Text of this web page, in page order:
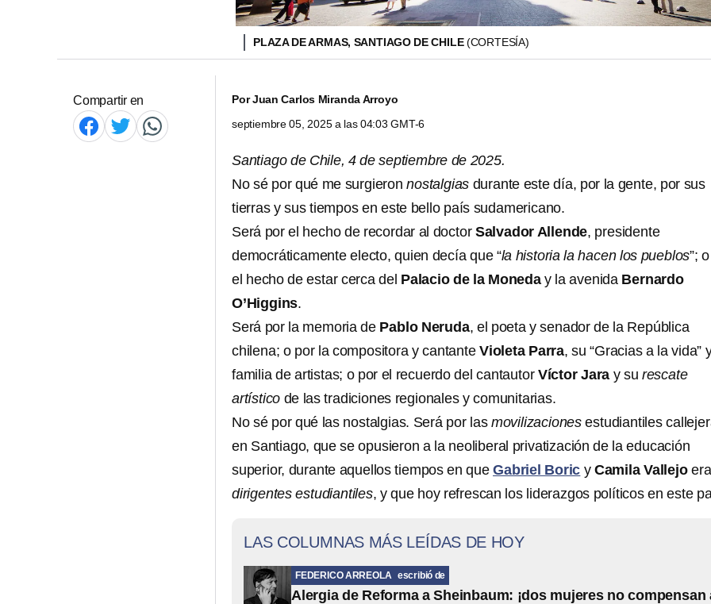
PLAZA DE ARMAS, SANTIAGO DE CHILE(CORTESÍA)
Compartir en PorJuan Carlos Miranda Arroyo
septiembre 05, 2025 a las 04:03 GMT-6
Santiago de Chile, 4 de septiembre de 2025.
No sé por qué me surgieronnostalgias durante este día, por la gente, por sus
tierras y sus tiempos en este bello país sudamericano.
Será por el hecho de recordar al doctor Salvador Allende, presidente
democráticamente electo, quien decía que “la historia la hacen los pueblos”;
el hecho de estar cerca del Palacio de la Moneday la avenida Bernardo
O’Higgins.
Será por la memoria de Pablo Neruda, el poeta y senador de la República
chilena; o por la compositora y cantante Violeta Parra, su “Gracias a la vida”
familia de artistas; o por el recuerdo del cantautor Víctor Jara y su rescate
artístico de las tradiciones regionales y comunitarias.
No sé por qué las nostalgias. Será por las movilizacionesestudiantiles
en Santiago, que se opusieron a la neoliberal privatización de la educación
superior, durante aquellos tiempos en queGabriel Boric yCamila Vallejo
dirigentes estudiantiles, y que hoy refrescan los liderazgos políticos en este
LAS COLUMNAS MÁS LEÍDAS DE HOY
FEDERICO ARREOLA escribió de
Alergia de Reforma a Sheinbaum: ¡dos mujeres no compensan